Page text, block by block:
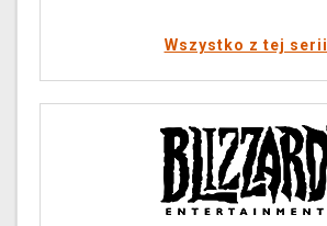
Wszystko z tej serii